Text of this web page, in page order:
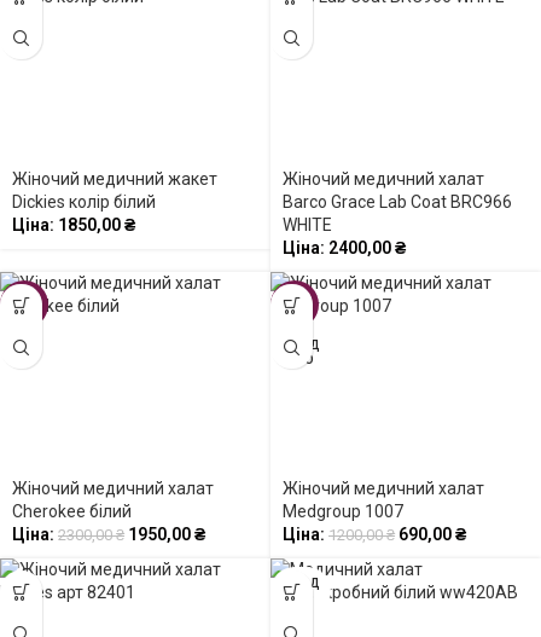
Жіночий медичний жакет
Dickies колір білий
Ціна: 1850,00₴
Жіночий медичний халат
Barco Grace Lab Coat BRC966
WHITE
Ціна: 2400,00₴
-15%
Жіночий медичний халат
Cherokee білий
Ціна: 2300,00₴ 1950,00₴
-43%
ПРОД
АНО
Жіночий медичний халат
Medgroup 1007
Ціна: 1200,00₴ 690,00₴
ПРОД
АНО